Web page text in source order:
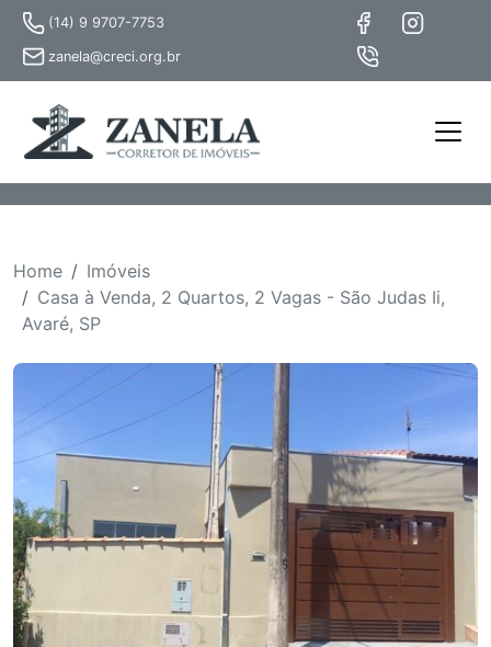
(14) 9 9707-7753
zanela@creci.org.br
Home
Imóveis
Casa à Venda, 2 Quartos, 2 Vagas - São Judas Ii,
Avaré, SP